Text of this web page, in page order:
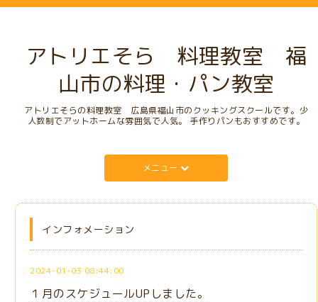
アトリエそら 料理教室 福
山市の料理・パン教室
アトリエそらの料理教室 広島県福山市のクッキングスクールです。少
人数制でアットホームな雰囲気で人気。 手作りパンもおすすめです。
メニュー
インフォメーション
2024-01-03 08:44:00
１月のスケジュールUPしました。